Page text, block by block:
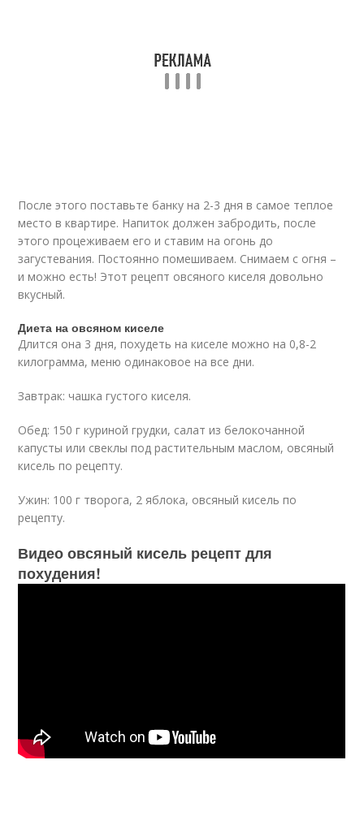
После этого поставьте банку на 2-3 дня в самое теплое
место в квартире. Напиток должен забродить, после
этого процеживаем его и ставим на огонь до
загустевания. Постоянно помешиваем. Снимаем с огня –
и можно есть! Этот рецепт овсяного киселя довольно
вкусный.
Диета на овсяном киселе
Длится она 3 дня, похудеть на киселе можно на 0,8-2
килограмма, меню одинаковое на все дни.
Завтрак: чашка густого киселя.
Обед: 150 г куриной грудки, салат из белокочанной
капусты или свеклы под растительным маслом, овсяный
кисель по рецепту.
Ужин: 100 г творога, 2 яблока, овсяный кисель по
рецепту.
Видео овсяный кисель рецепт для
похудения!